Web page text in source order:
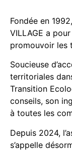
Fondée en
VILLAGE a
promouvoir les
Soucieuse
territoriales
Transition
conseils, son
à toutes les
Depuis 2024,
s’appelle